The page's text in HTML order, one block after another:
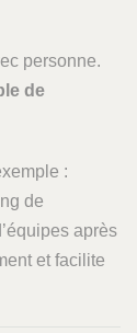
personne.
de
:
de
après
et facilite